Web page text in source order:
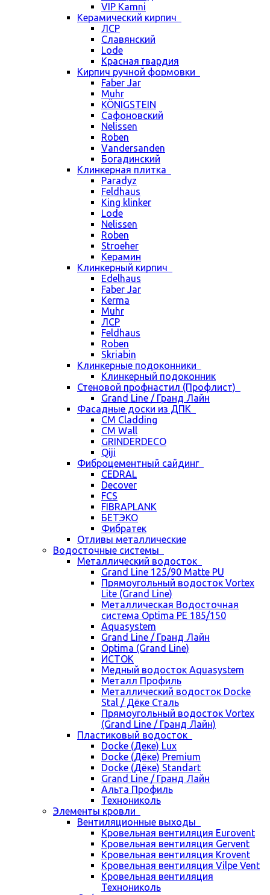
VIP Kamni
Керамический кирпич
ЛСР
Славянский
Lode
Красная гвардия
Кирпич ручной формовки
Faber Jar
Muhr
KÖNIGSTEIN
Сафоновский
Nelissen
Roben
Vandersanden
Богадинский
Клинкерная плитка
Paradyz
Feldhaus
King klinker
Lode
Nelissen
Roben
Stroeher
Керамин
Клинкерный кирпич
Edelhaus
Faber Jar
Kerma
Muhr
ЛСР
Feldhaus
Roben
Skriabin
Клинкерные подоконники
Клинкерный подоконник
Стеновой профнастил (Профлист)
Grand Line / Гранд Лайн
Фасадные доски из ДПК
CM Cladding
CM Wall
GRINDERDECO
Qiji
Фиброцементный сайдинг
CEDRAL
Decover
FCS
FIBRAPLANK
БЕТЭКО
Фибратек
Отливы металлические
Водосточные системы
Металлический водосток
Grand Line 125/90 Matte PU
Прямоугольный водосток Vortex
Lite (Grand Line)
Металлическая Водосточная
система Optima PE 185/150
Aquasystem
Grand Line / Гранд Лайн
Optima (Grand Line)
ИСТОК
Медный водосток Aquasystem
Металл Профиль
Металлический водосток Docke
Stal / Дёке Сталь
Прямоугольный водосток Vortex
(Grand Line / Гранд Лайн)
Пластиковый водосток
Docke (Деке) Lux
Docke (Дёке) Premium
Docke (Дёке) Standart
Grand Line / Гранд Лайн
Альта Профиль
Технониколь
Элементы кровли
Вентиляционные выходы
Кровельная вентиляция Eurovent
Кровельная вентиляция Gervent
Кровельная вентиляция Krovent
Кровельная вентиляция Vilpe Vent
Кровельная вентиляция
Технониколь